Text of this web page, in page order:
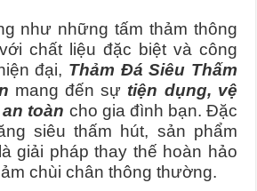
như những tấm thảm thông
chất liệu đặc biệt và công
đại, Thảm Đá Siêu Thấm
mang đến sự tiện dụng, vệ
toàn cho gia đình bạn. Đặc
siêu thấm hút, sản phẩm
giải pháp thay thế hoàn hảo
chùi chân thông thường.